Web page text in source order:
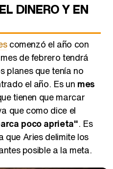
DINERO Y EN
comenzó el año con
de febrero tendrá
planes que tenía no
el año. Es un mes
tienen que marcar
que como dice el
poco aprieta". Es
Aries delimite los
posible a la meta.